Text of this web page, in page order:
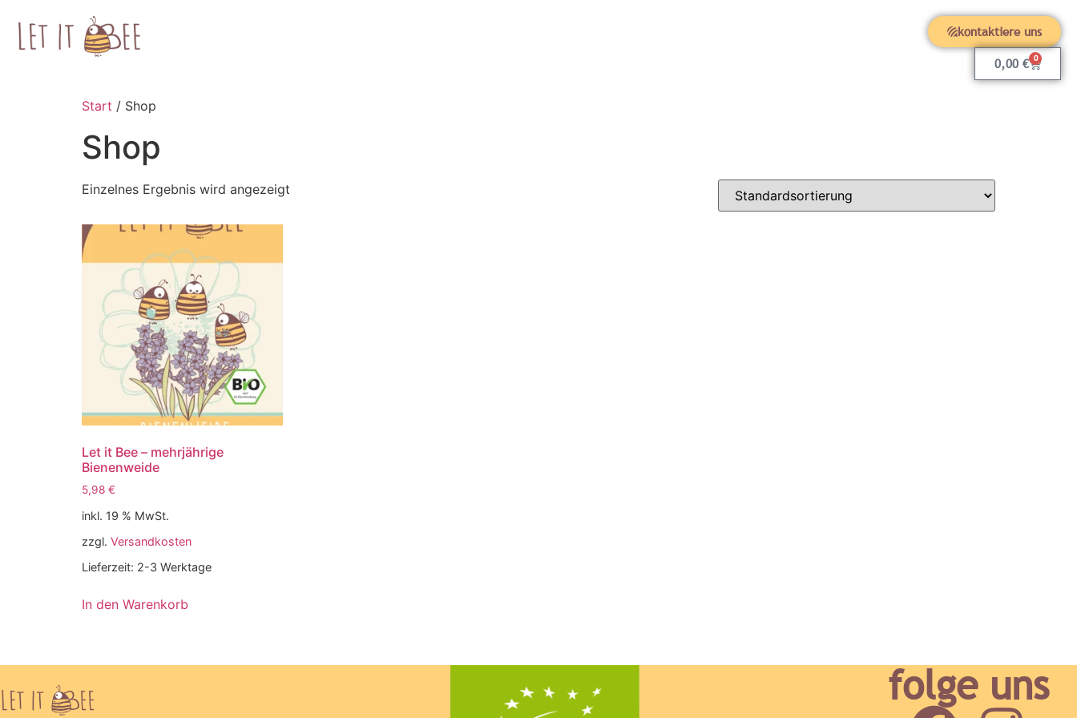
kontaktiere uns
0,00 € 0
Start / Shop
Shop
Einzelnes Ergebnis wird angezeigt
Let it Bee – mehrjährige
Bienenweide
5,98 €
inkl. 19 % MwSt.
zzgl. Versandkosten
Lieferzeit: 2-3 Werktage
In den Warenkorb
folge uns